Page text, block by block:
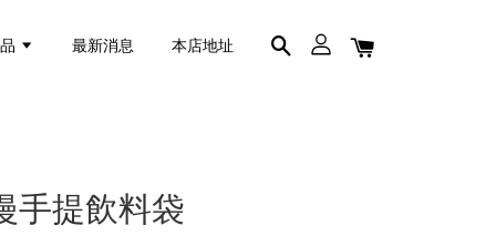
最新消息 本店地址
手提飲料袋